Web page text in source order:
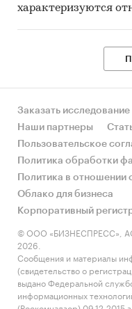
Материалы
Материалы
Результаты
Research Group.
Процедура
предполагает
совокупности.
К отчету
пригодная к
данных с
импорте в Россию
характеризуются
Заказать исследование
Наши партнеры
Пользовательское
Политика обработки
Политика в
Облако для бизнеса
Корпоративный
© ООО «БИЗНЕСПРЕСС»,
2026.
Сообщения и материалы
(свидетельство о
выдано Федеральной
информационных